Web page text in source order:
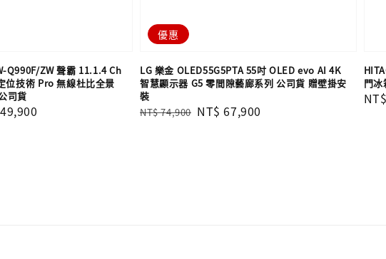
Q990F/ZW 聲霸 11.1.4 Ch
技術 Pro 無線杜比全景
司貨
優惠
LG 樂金 OLED55G5PTA 55吋 OLED evo AI 4K
智慧顯示器 G5 零間隙藝廊系列 公司貨 贈壁掛安
裝
Regular
NT$ 74,900 Sale
NT$ 67,900
門